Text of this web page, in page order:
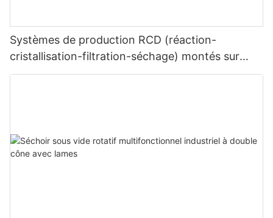
Systèmes de production RCD (réaction-
cristallisation-filtration-séchage) montés sur
châssis